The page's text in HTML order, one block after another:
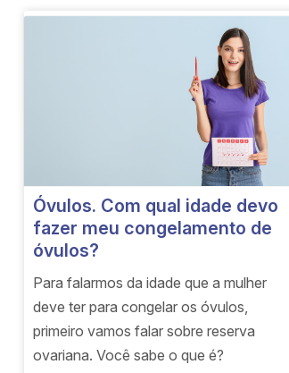
Óvulos. Com qual idade devo
fazer meu congelamento de
óvulos?
Para falarmos da idade que a mulher
deve ter para congelar os óvulos,
primeiro vamos falar sobre reserva
ovariana. Você sabe o que é?